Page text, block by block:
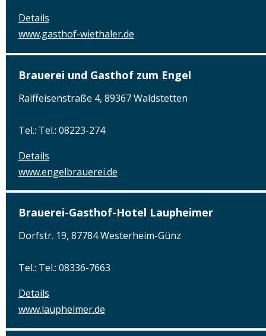
Details
www.gasthof-wiethaler.de
Brauerei und Gasthof zum Engel
Raiffeisenstraße 4, 89367 Waldstetten
Tel.: Tel.: 08223-274
Details
www.engelbrauerei.de
Brauerei-Gasthof-Hotel Laupheimer
Dorfstr. 19, 87784 Westerheim-Günz
Tel.: Tel.: 08336-7663
Details
www.laupheimer.de